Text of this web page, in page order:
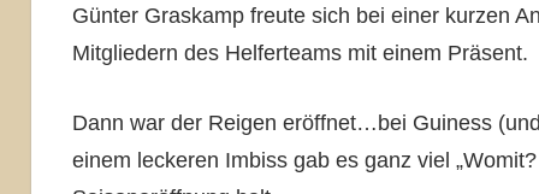
Günter Graskamp freute sich bei einer kurzen
Mitgliedern des Helferteams mit einem Präsent.
Dann war der Reigen eröffnet…bei Guiness
einem leckeren Imbiss gab es ganz viel